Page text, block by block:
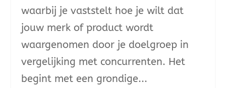
waarbij je vaststelt hoe je wilt dat
jouw merk of product wordt
waargenomen door je doelgroep in
vergelijking met concurrenten. Het
begint met een grondige...